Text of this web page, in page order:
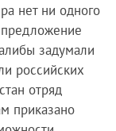
нет ни одного
задумали
российских
отряд
приказано